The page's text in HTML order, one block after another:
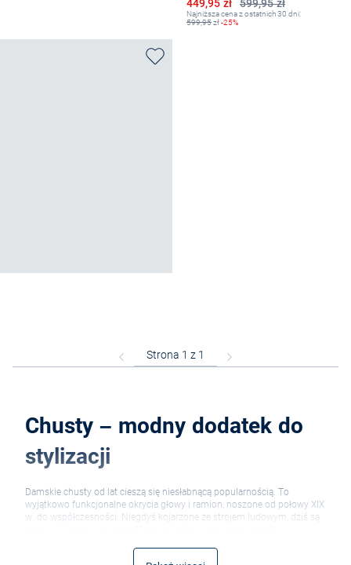
599,95 zł
449,95 zł
Najniższa cena z ostatnich 30 dni:
599,95zł-25%
Chusty – modny dodatek do
stylizacji
Damskie chusty od lat cieszą się niesłabnącą popularnością. To
wyjątkowo funkcjonalne okrycia głowy i ramion, noszone od połowy XIX
w. do współczesności. Niegdyś kojarzone ze strojem ludowym, dziś są